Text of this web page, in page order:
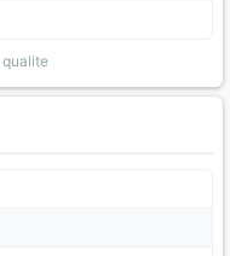
qualite